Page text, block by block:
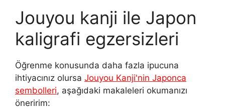
Jouyou kanji ile Japon
kaligrafi egzersizleri
Öğrenme konusunda daha fazla ipucuna
ihtiyacınız olursa Jouyou Kanji'nin Japonca
sembolleri, aşağıdaki makaleleri okumanızı
öneririm: